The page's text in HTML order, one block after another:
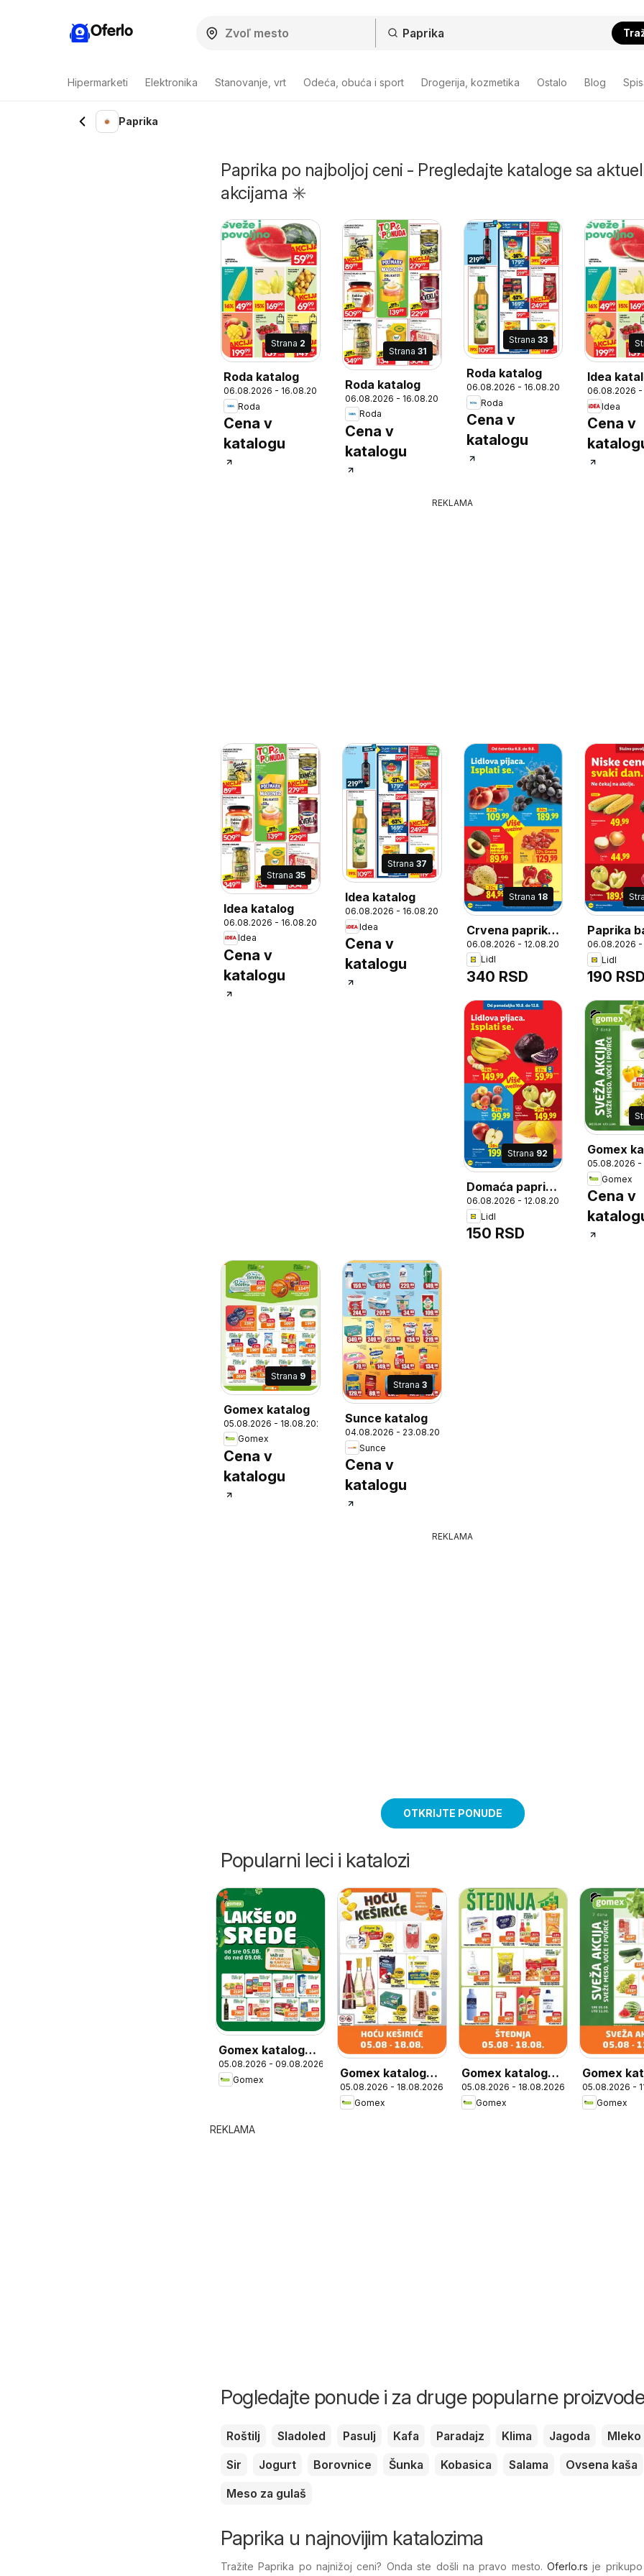
Oferlo
Hipermarketi Elektronika Stanovanje, vrt Odeća, obuća i sport Drogerija, kozmetika Ostalo Blog
Paprika
Paprika po najboljoj ceni - Pregledajte kataloge sa
akcijama ✳️
Strana 2
Roda katalog
06.08.2026 - 16.08.2026
Roda
Cena v
katalogu
Strana 31
Roda katalog
06.08.2026 - 16.08.2026
Roda
Cena v
katalogu
Strana33
Roda katalog
06.08.2026 - 16.08.2026
Roda
Cena v
katalogu
Idea
06.08.2026 -
Idea
Cena v
REKLAMA
Strana 35
Idea katalog
06.08.2026 - 16.08.2026
Idea
Cena v
katalogu
Strana 37
Idea katalog
06.08.2026 - 16.08.2026
Idea
Cena v
katalogu
Strana 18
Crvena paprika,
Californian
Wonder
06.08.2026 - 12.08.2026
Lidl
340 RSD
Paprika
Paprika
1 kg
06.08.2026 -
Lidl
190 RSD
Strana 92
Domaća paprika
babura,
Domaća paprika
babura
06.08.2026 - 12.08.2026
Lidl
150 RSD
Gomex
05.08.2026 -
Gomex
Cena v
Strana 9
Gomex katalog
05.08.2026 - 18.08.2026
Gomex
Cena v
katalogu
Strana 3
Sunce katalog
04.08.2026 - 23.08.2026
Sunce
Cena v
katalogu
REKLAMA
OTKRIJTE PONUDE
Popularni leci i katalozi
Gomex katalog
Lakše od srede
05.08.2026 - 09.08.2026
Gomex
Gomex katalog
Hoću keširiće
05.08.2026 - 18.08.2026
Gomex
Gomex katalog
Štednja
05.08.2026 - 18.08.2026
Gomex
Gomex
Sveža
05.08.2026 -
Gomex
REKLAMA
Pogledajte ponude i za druge popularne proizvode
Roštilj Sladoled Pasulj Kafa Paradajz Klima Jagoda
Mleko
Sir
Jogurt Borovnice Šunka Kobasica Salama
Ovsena kaša
Meso za gulaš
Paprika u najnovijim katalozima
Tražite Paprika po najnižoj ceni? Onda ste došli na pravo mesto. Oferlo.rs je